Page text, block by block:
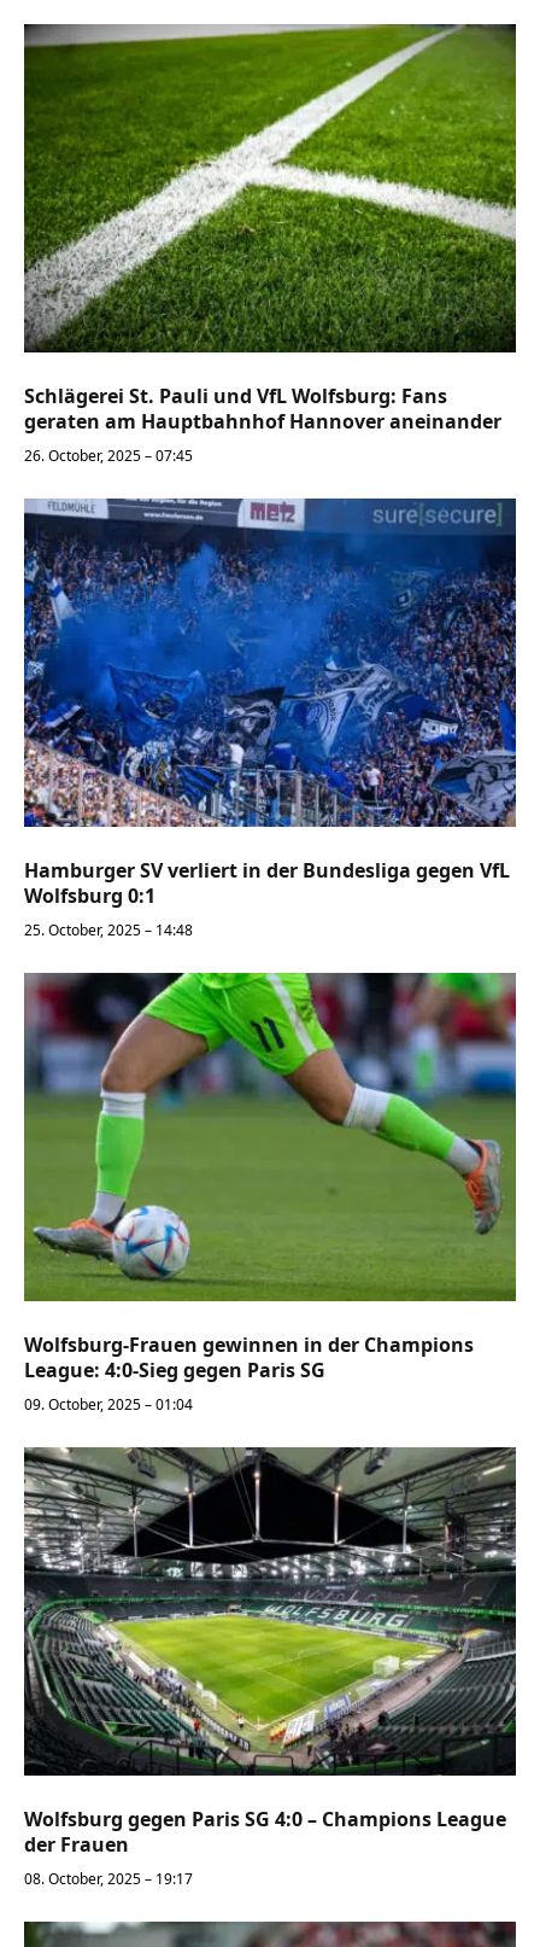
Schlägerei St. Pauli und VfL Wolfsburg: Fans
geraten am Hauptbahnhof Hannover aneinander
26. October, 2025 – 07:45
Hamburger SV verliert in der Bundesliga gegen VfL
Wolfsburg 0:1
25. October, 2025 – 14:48
Wolfsburg-Frauen gewinnen in der Champions
League: 4:0-Sieg gegen Paris SG
09. October, 2025 – 01:04
Wolfsburg gegen Paris SG 4:0 – Champions League
der Frauen
08. October, 2025 – 19:17